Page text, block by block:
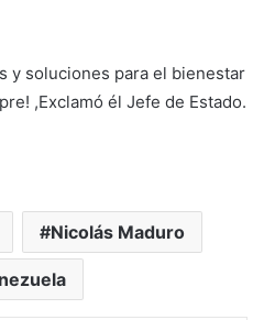
y soluciones para el bienestar
,Exclamó él Jefe de Estado.
Nicolás Maduro